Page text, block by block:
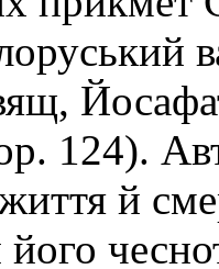
124).
й